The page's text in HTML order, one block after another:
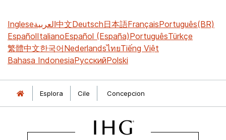
Ingleseالعربية中文Deutsch日本語FrançaisPortuguês(BR)
EspañolItalianoEspañol (España)PortuguêsTürkçe
繁體中文한국어NederlandsไทยTiếng Việt
Bahasa IndonesiaРусскийPolski
Esplora Cile Concepcion